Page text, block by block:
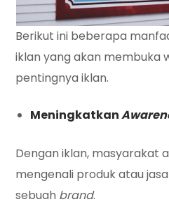
Berikut ini beberapa
iklan yang akan membuka
pentingnya iklan.
Meningkatkan
Dengan iklan, masyarakat
mengenali produk atau
sebuah brand.